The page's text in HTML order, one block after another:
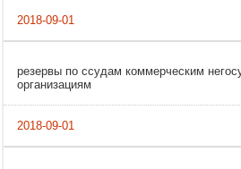
резервы по ссудам коммерческим
организациям